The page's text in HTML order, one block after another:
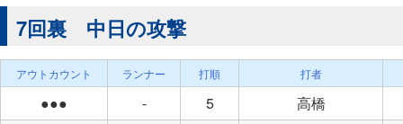
7回裏 中日の攻撃
アウトカウント ランナー 打順 打者
●●● - 5
高橋